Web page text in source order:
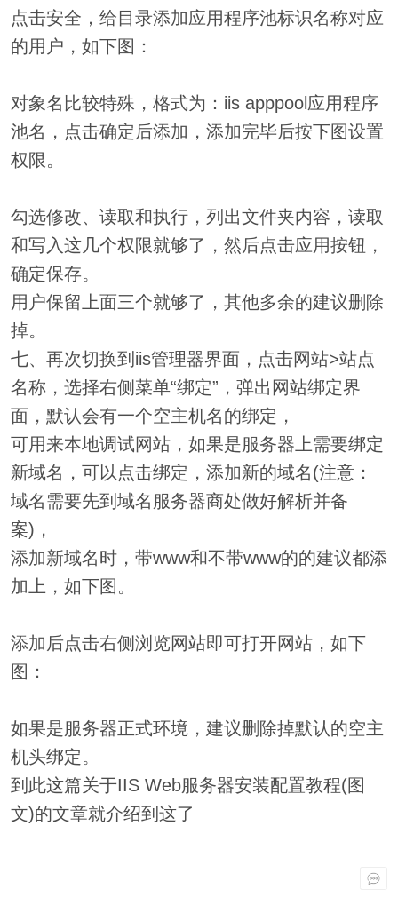
点击安全，给目录添加应用程序池标识名称对应
的用户，如下图：
对象名比较特殊，格式为：iis apppool应用程序
池名，点击确定后添加，添加完毕后按下图设置
权限。
勾选修改、读取和执行，列出文件夹内容，读取
和写入这几个权限就够了，然后点击应用按钮，
确定保存。
用户保留上面三个就够了，其他多余的建议删除
掉。
七、再次切换到iis管理器界面，点击网站>站点
名称，选择右侧菜单“绑定”，弹出网站绑定界
面，默认会有一个空主机名的绑定，
可用来本地调试网站，如果是服务器上需要绑定
新域名，可以点击绑定，添加新的域名(注意：
域名需要先到域名服务器商处做好解析并备
案)，
添加新域名时，带www和不带www的的建议都添
加上，如下图。
添加后点击右侧浏览网站即可打开网站，如下
图：
如果是服务器正式环境，建议删除掉默认的空主
机头绑定。
到此这篇关于IIS Web服务器安装配置教程(图
文)的文章就介绍到这了